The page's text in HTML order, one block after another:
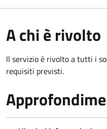
A chi è rivolto
Il servizio è rivolto a tutti i
requisiti previsti.